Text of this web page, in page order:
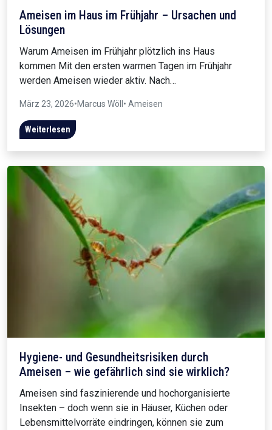
Ameisen im Haus im Frühjahr – Ursachen und
Lösungen
Warum Ameisen im Frühjahr plötzlich ins Haus
kommen Mit den ersten warmen Tagen im Frühjahr
werden Ameisen wieder aktiv. Nach…
März 23, 2026•Marcus Wöll • Ameisen
Weiterlesen
Hygiene- und Gesundheitsrisiken durch
Ameisen – wie gefährlich sind sie wirklich?
Ameisen sind faszinierende und hochorganisierte
Insekten – doch wenn sie in Häuser, Küchen oder
Lebensmittelvorräte eindringen, können sie zum